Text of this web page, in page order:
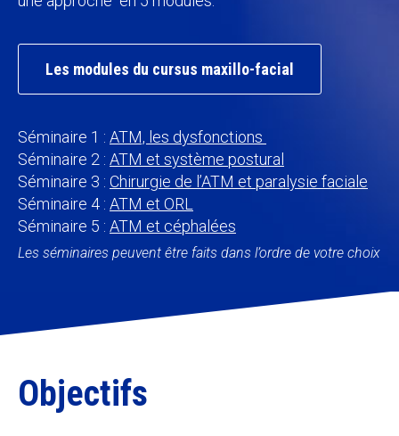
Les modules du cursus maxillo-facial
Séminaire 1 : ATM, les dysfonctions
Séminaire 2 : ATM et système postural
Séminaire 3 : Chirurgie de l’ATM et paralysie faciale
Séminaire 4 : ATM et ORL
Séminaire 5 : ATM et céphalées
Les séminaires peuvent être faits dans l’ordre de votre choix
Objectifs